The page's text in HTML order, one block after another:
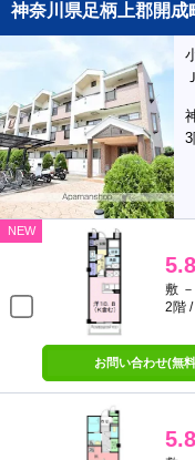
神奈川県足柄上郡開成
NEW
5.8
敷
2階
お問い合わせ(無
5.8